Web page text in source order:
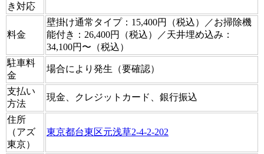
き対応
料金
壁掛け通常タイプ：15,400円（税込）／お掃除機
能付き：26,400円（税込）／天井埋め込み：
34,100円〜（税込）
駐車料
金
場合により発生（要確認）
支払い
方法
現金、クレジットカード、銀行振込
住所
（アズ
東京）
東京都台東区元浅草2-4-2-202